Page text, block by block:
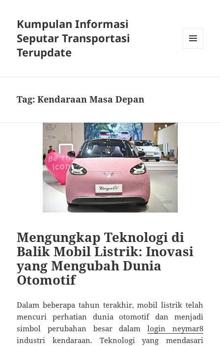
Kumpulan Informasi
Seputar Transportasi
Terupdate
Tag:Kendaraan Masa Depan
Mengungkap Teknologi di
Balik Mobil Listrik: Inovasi
yang Mengubah Dunia
Otomotif
Dalam beberapa tahun terakhir, mobil listrik telah
mencuri perhatian dunia otomotif dan menjadi
simbol perubahan besar dalam login neymar8
industri kendaraan. Teknologi yang mendasari